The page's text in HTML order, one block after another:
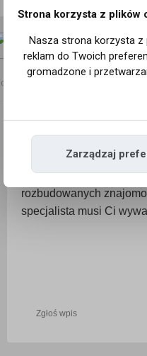
14 Lat, 6 Miesięcy temu
A z tym się nie zgodzę,
rozbudowanych
specjalista musi Ci
Zgłoś wpis
Strona korzysta z plików
Nasza strona korzysta z
reklam do Twoich
gromadzone i
Zarządzaj